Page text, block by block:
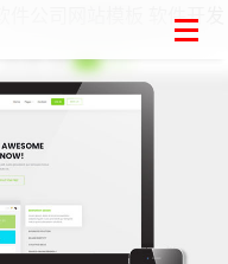
软件公司网站模板 软件开发